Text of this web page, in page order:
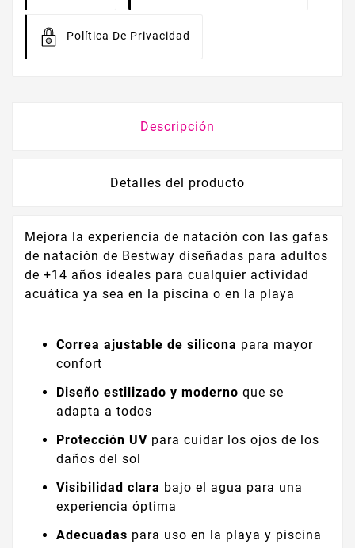
Política De Privacidad
Descripción
Detalles del producto
Mejora la experiencia de natación con las gafas
de natación de Bestway diseñadas para adultos
de +14 años ideales para cualquier actividad
acuática ya sea en la piscina o en la playa
Correa ajustable de silicona para mayor
confort
Diseño estilizado y moderno que se
adapta a todos
Protección UV para cuidar los ojos de los
daños del sol
Visibilidad clara bajo el agua para una
experiencia óptima
Adecuadas para uso en la playa y piscina